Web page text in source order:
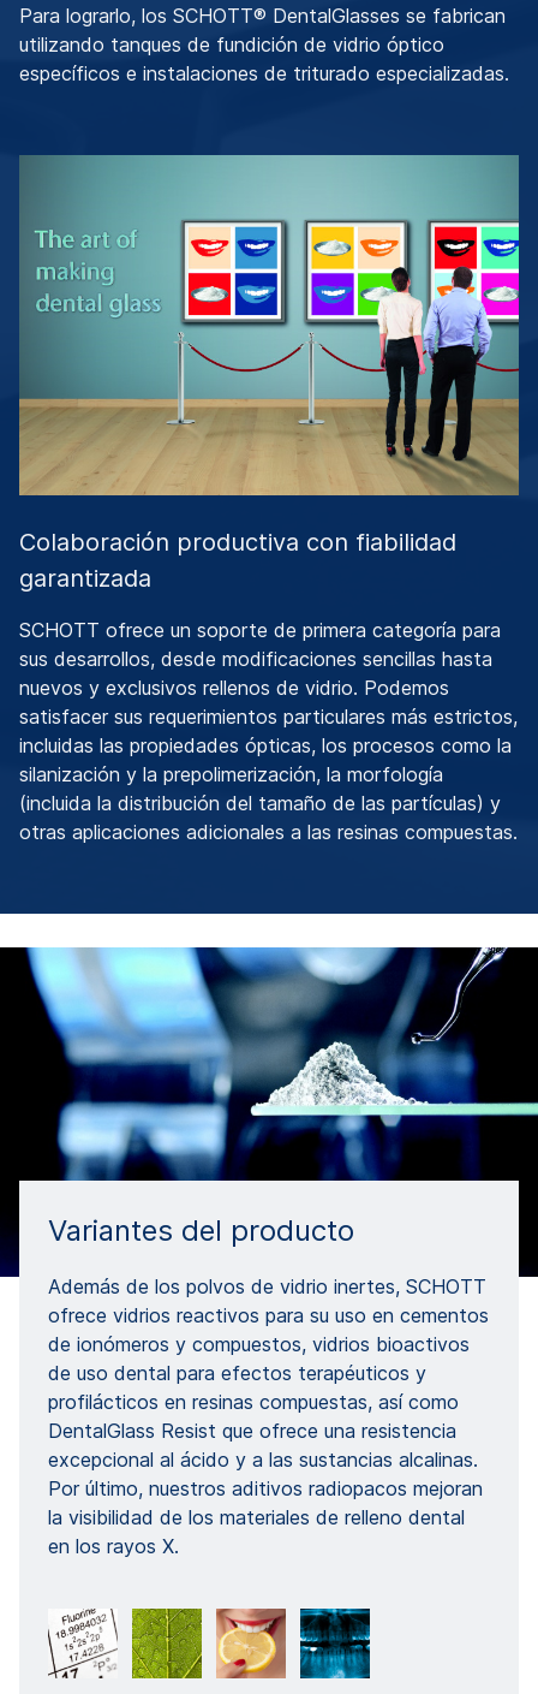
Para lograrlo, los SCHOTT® DentalGlasses se fabrican
utilizando tanques de fundición de vidrio óptico
específicos e instalaciones de triturado especializadas.
Colaboración productiva con fiabilidad
garantizada
SCHOTT ofrece un soporte de primera categoría para
sus desarrollos, desde modificaciones sencillas hasta
nuevos y exclusivos rellenos de vidrio. Podemos
satisfacer sus requerimientos particulares más estrictos,
incluidas las propiedades ópticas, los procesos como la
silanización y la prepolimerización, la morfología
(incluida la distribución del tamaño de las partículas) y
otras aplicaciones adicionales a las resinas compuestas.
Variantes del producto
Además de los polvos de vidrio inertes, SCHOTT
ofrece vidrios reactivos para su uso en cementos
de ionómeros y compuestos, vidrios bioactivos
de uso dental para efectos terapéuticos y
profilácticos en resinas compuestas, así como
DentalGlass Resist que ofrece una resistencia
excepcional al ácido y a las sustancias alcalinas.
Por último, nuestros aditivos radiopacos mejoran
la visibilidad de los materiales de relleno dental
en los rayos X.